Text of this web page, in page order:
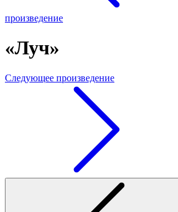
произведение
«Луч»
Следующее произведение